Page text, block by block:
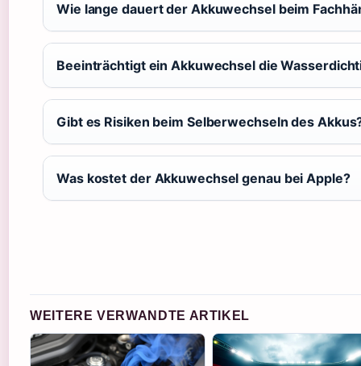
Wie lange dauert der Akkuwechsel beim
Beeinträchtigt ein Akkuwechsel die
Gibt es Risiken beim Selberwechseln des
Was kostet der Akkuwechsel genau bei Apple?
WEITERE VERWANDTE ARTIKEL